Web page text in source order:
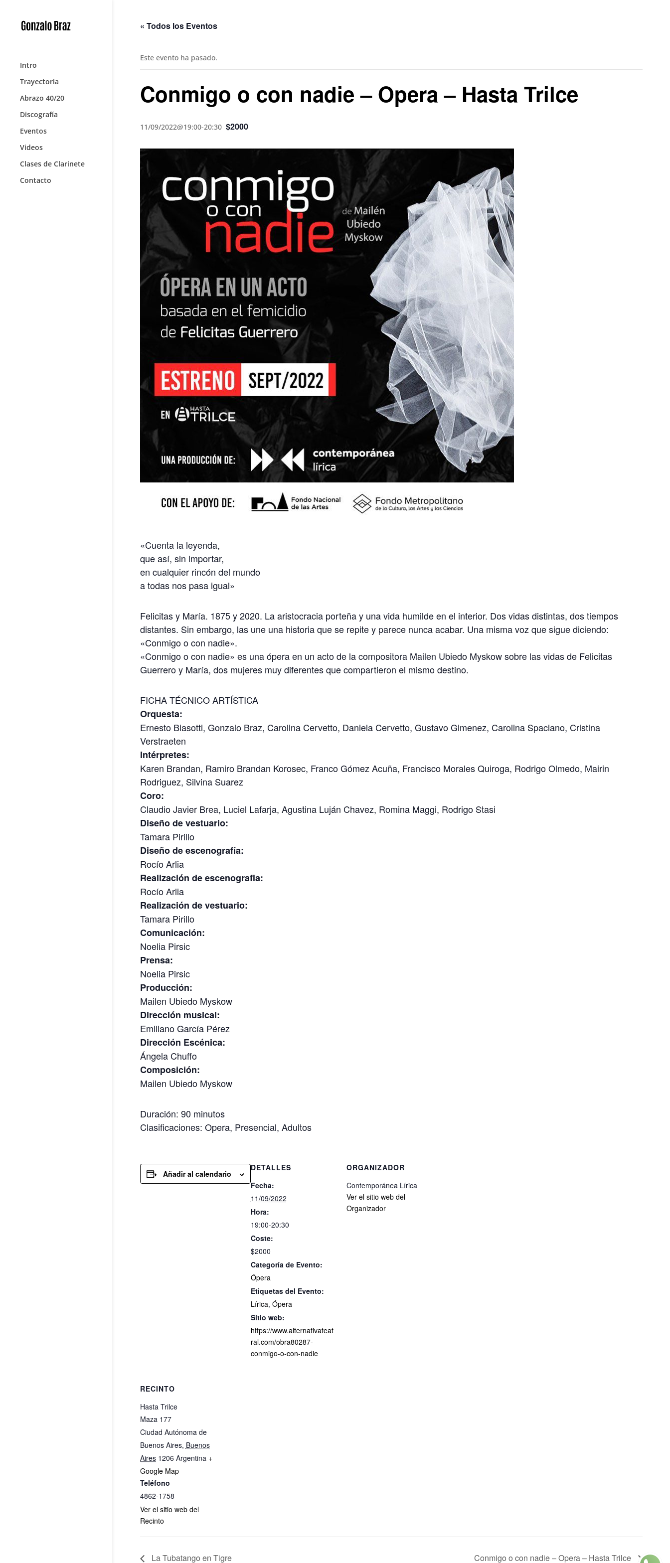
Intro
Trayectoria
Abrazo 40/20
Discografía
Eventos
Videos
Clases de Clarinete
Contacto
« Todos los Eventos
Este evento ha pasado.
Conmigo o con nadie – Opera – Hasta Trilce
11/09/2022@19:00-20:30 $2000
«Cuenta la leyenda,
que así, sin importar,
en cualquier rincón del mundo
a todas nos pasa igual»
Felicitas y María. 1875 y 2020. La aristocracia porteña y una vida humilde en el interior. Dos vidas distintas, dos tiempos
distantes. Sin embargo, las une una historia que se repite y parece nunca acabar. Una misma voz que sigue diciendo:
«Conmigo o con nadie».
«Conmigo o con nadie» es una ópera en un acto de la compositora Mailen Ubiedo Myskow sobre las vidas de Felicitas
Guerrero y María, dos mujeres muy diferentes que compartieron el mismo destino.
FICHA TÉCNICO ARTÍSTICA
Orquesta:
Ernesto Biasotti, Gonzalo Braz, Carolina Cervetto, Daniela Cervetto, Gustavo Gimenez, Carolina Spaciano, Cristina
Verstraeten
Intérpretes:
Karen Brandan, Ramiro Brandan Korosec, Franco Gómez Acuña, Francisco Morales Quiroga, Rodrigo Olmedo, Mairin
Rodriguez, Silvina Suarez
Coro:
Claudio Javier Brea, Luciel Lafarja, Agustina Luján Chavez, Romina Maggi, Rodrigo Stasi
Diseño de vestuario:
Tamara Pirillo
Diseño de escenografía:
Rocío Arlia
Realización de escenografia:
Rocío Arlia
Realización de vestuario:
Tamara Pirillo
Comunicación:
Noelia Pirsic
Prensa:
Noelia Pirsic
Producción:
Mailen Ubiedo Myskow
Dirección musical:
Emiliano García Pérez
Dirección Escénica:
Ángela Chuffo
Composición:
Mailen Ubiedo Myskow
Duración: 90 minutos
Clasificaciones: Opera, Presencial, Adultos
Añadir al calendario
DETALLES
Fecha:
11/09/2022
Hora:
19:00-20:30
Coste:
$2000
Categoría de Evento:
Ópera
Etiquetas del Evento:
Lírica, Ópera
Sitio web:
https://www.alternativateat
ral.com/obra80287-
conmigo-o-con-nadie
ORGANIZADOR
Contemporánea Lírica
Ver el sitio web del
Organizador
RECINTO
Hasta Trilce
Maza 177
Ciudad Autónoma de
Buenos Aires, Buenos
Aires 1206 Argentina +
Google Map
Teléfono
4862-1758
Ver el sitio web del
Recinto
La Tubatango en Tigre Conmigo o con nadie – Opera – Hasta Trilce